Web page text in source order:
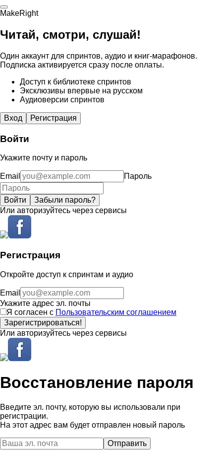
MakeRight
Читай, смотри, слушай!
Один аккаунт для спринтов, аудио и книг-марафонов.
Подписка активируется сразу после оплаты.
Доступ к библиотеке спринтов
Эксклюзивы впервые на русском
Аудиоверсии спринтов
Вход Регистрация
Войти
Укажите почту и пароль
Email Пароль
Войти
Забыли пароль?
Или авторизуйтесь через сервисы
Регистрация
Откройте доступ к спринтам и аудио
Email
Укажите адрес эл. почты
Я согласен с Пользовательским соглашением
Зарегистрироваться!
Или авторизуйтесь через сервисы
Восстановление пароля
Введите эл. почту, которую вы использовали при
регистрации.
На этот адрес вам будет отправлен новый пароль